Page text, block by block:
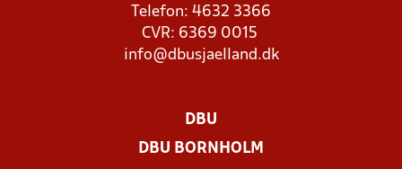
Telefon: 4632 3366
CVR: 6369 0015
info@dbusjaelland.dk
DBU
DBU BORNHOLM